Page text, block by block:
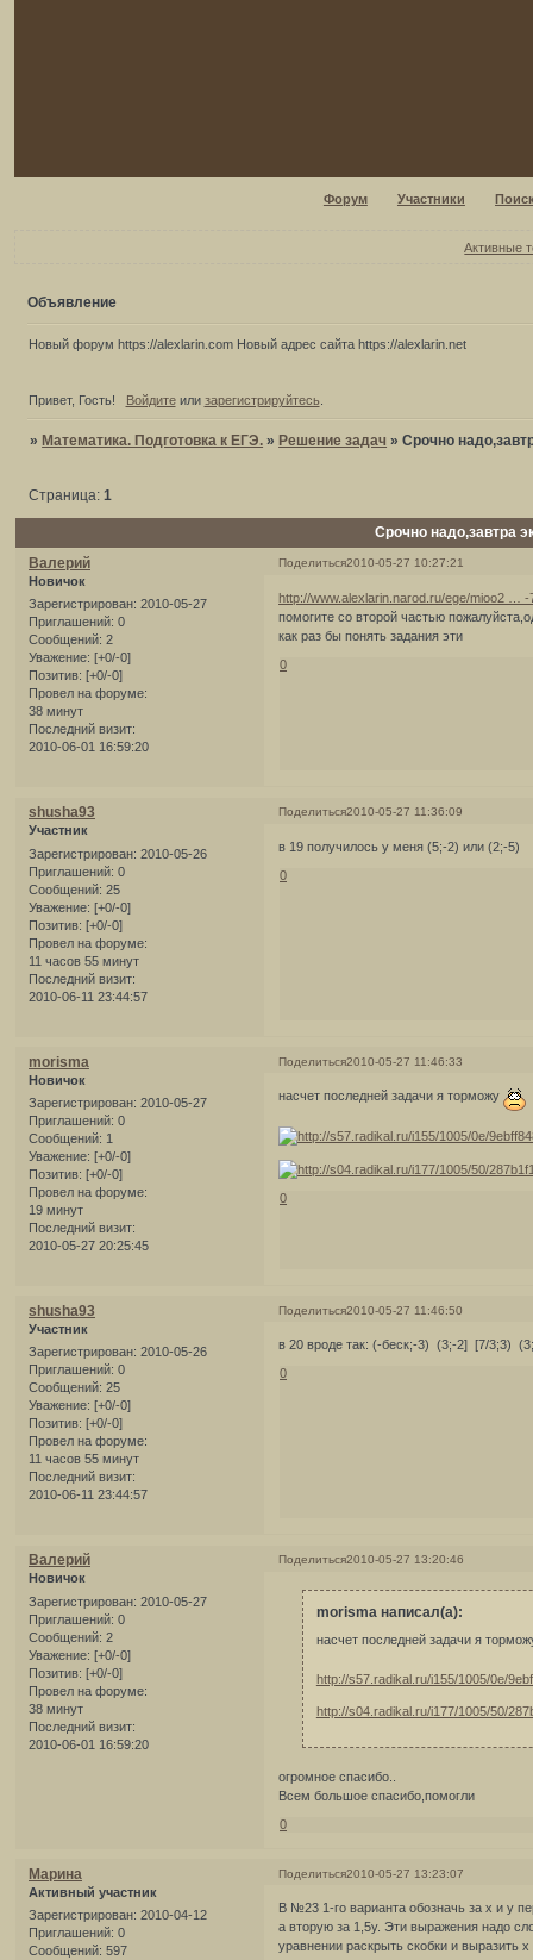
Форум Участники
Активные
Объявление
Новый форум https://alexlarin.com Новый адрес сайта https://alexlarin.net
Привет, Гость! Войдитеили зарегистрируйтесь.
»Математика. Подготовка к ЕГЭ. »Решение задач »Cрочно
Cрочно надо,завтра
Страница: 1
Поделиться2010-05-27 10:27:21
Валерий
Новичок
Зарегистрирован: 2010-05-27
Приглашений: 0
Сообщений: 2
Уважение: [+0/-0]
Позитив: [+0/-0]
Провел на форуме:
38 минут
Последний визит:
2010-06-01 16:59:20
http://www.alexlarin.narod.ru/ege/mioo2 … -
помогите со второй частью
как раз бы понять задания эти
0
Поделиться2010-05-27 11:36:09
shusha93
Участник
Зарегистрирован: 2010-05-26
Приглашений: 0
Сообщений: 25
Уважение: [+0/-0]
Позитив: [+0/-0]
Провел на форуме:
11 часов 55 минут
Последний визит:
2010-06-11 23:44:57
в 19 получилось у меня (5;-2) или (2;-5)
0
Поделиться2010-05-27 11:46:33
morisma
Новичок
Зарегистрирован: 2010-05-27
Приглашений: 0
Сообщений: 1
Уважение: [+0/-0]
Позитив: [+0/-0]
Провел на форуме:
19 минут
Последний визит:
2010-05-27 20:25:45
насчет последней задачи я торможу
0
Поделиться2010-05-27 11:46:50
shusha93
Участник
Зарегистрирован: 2010-05-26
Приглашений: 0
Сообщений: 25
Уважение: [+0/-0]
Позитив: [+0/-0]
Провел на форуме:
11 часов 55 минут
Последний визит:
2010-06-11 23:44:57
в 20 вроде так: (-беск;-3) (3;-2] [7/3;3)
0
Поделиться2010-05-27 13:20:46
Валерий
Новичок
Зарегистрирован: 2010-05-27
Приглашений: 0
Сообщений: 2
Уважение: [+0/-0]
Позитив: [+0/-0]
Провел на форуме:
38 минут
Последний визит:
2010-06-01 16:59:20
morisma написал(а):
насчет последней задачи я
http://s57.radikal.ru/i155/1005/0e/
http://s04.radikal.ru/i177/1005/50/
огромное спасибо..
Всем большое спасибо,помогли
0
Поделиться2010-05-27 13:23:07
Марина
Активный участник
Зарегистрирован: 2010-04-12
Приглашений: 0
Сообщений: 597
В №23 1-го варианта обозначь за х и у
а вторую за 1,5у. Эти выражения надо
уравнении раскрыть скобки и выразить